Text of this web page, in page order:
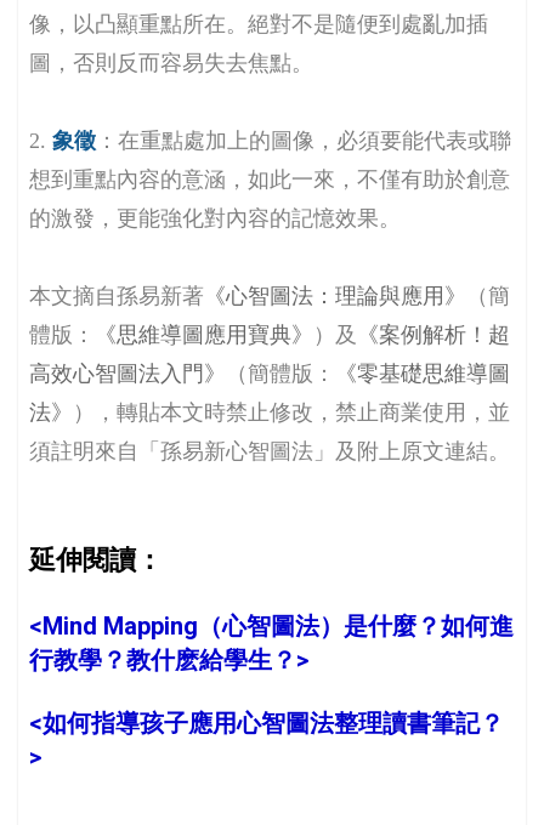
像，以凸顯重點所在。絕對不是隨便到處亂加插
圖，否則反而容易失去焦點。
2. 象徵 ：在重點處加上的圖像，必須要能代表或聯
想到重點內容的意涵，如此一來，不僅有助於創意
的激發，更能強化對內容的記憶效果。
本文摘自孫易新著 《心智圖法：理論與應用》
（簡
體版：
《思維導圖應用寶典》 ）及
《案例解析！超
高效心智圖法入門》
（簡體版：
《零基礎思維導圖
法》
），轉貼本文時禁止修改，禁止商業使用，並
須註明來自「孫易新心智圖法」及附上原文連結。
延伸閱讀：
<Mind Mapping（心智圖法）是什麼？如何進
行教學？教什麽給學生？ >
<如何指導孩子應用心智圖法整理讀書筆記？
>